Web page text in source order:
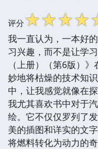
评分☆☆☆☆
我一直认为，一本好
习兴趣，而不是让学
（上册）（第6版）
妙地将枯燥的技术知
中，让我感觉就像在
我尤其喜欢书中对于
绘。它不仅仅罗列了
美的插图和详实的文
将燃料转化为动力的